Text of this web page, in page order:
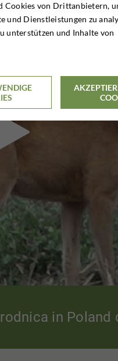
in Poland
Cookies von Drittanbietern,
und Dienstleistungen zu
unterstützen und Inhalte von